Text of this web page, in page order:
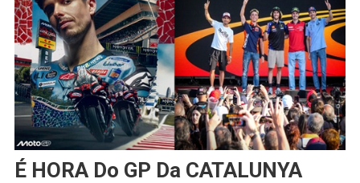
É HORA Do GP Da CATALUNYA